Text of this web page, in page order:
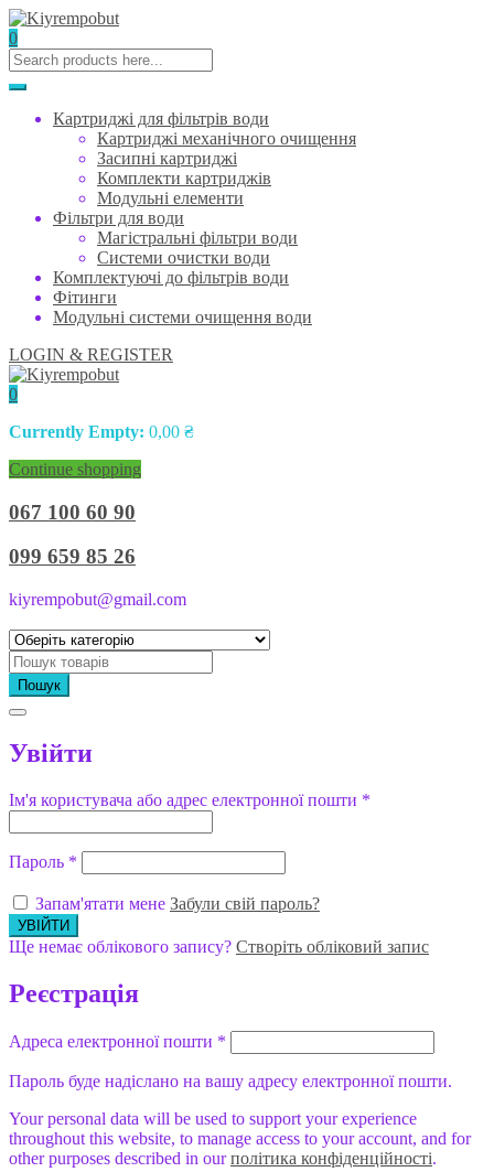
0
Картриджі для фільтрів води
Картриджі механічного очищення
Засипні картриджі
Комплекти картриджів
Модульні елементи
Фільтри для води
Магістральні фільтри води
Системи очистки води
Комплектуючі до фільтрів води
Фітинги
Модульні системи очищення води
LOGIN & REGISTER
0
Currently Empty: 0,00 ₴
Continue shopping
067 100 60 90
099 659 85 26
kiyrempobut@gmail.com
Пошук
Увійти
Ім'я користувача або адрес електронної пошти *
Пароль *
Запам'ятати мене Забули свій пароль?
Ще немає облікового запису? Створіть обліковий запис
Реєстрація
Адреса електронної пошти *
Пароль буде надіслано на вашу адресу електронної пошти.
Your personal data will be used to support your experience
throughout this website, to manage access to your account, and for
other purposes described in ourполітика конфіденційності.